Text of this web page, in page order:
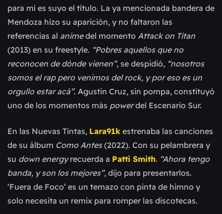
para mí es suyo el título. La ya mencionada bandera de
Mendoza hizo su aparición, y no faltaron las
referencias al animedel momento Attack on Titan
(2013) en su freestyle. “Pobres aquellos que no
reconocen de dónde vienen”, se despidió, “nosotros
somos el rap pero venimos del rock, y por eso es un
orgullo estar acá”. Agustin Cruz, sin pompa, constituyó
uno de los momentos más powerdel Escenario Sur.
En las Nuevas Tintas, Lara91k estrenaba las canciones
de su álbum Como Antes(2022). Con su pelambrera y
su down energyrecuerda a Patti Smith. “Ahora tengo
banda, y son los mejores”, dijo para presentarlos.
‘Fuera de Foco’ es un temazo con pinta de himno y
solo necesita un remix para romper las discotecas.